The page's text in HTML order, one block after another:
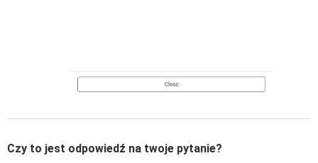
Czy to jest odpowiedź na twoje pytanie?